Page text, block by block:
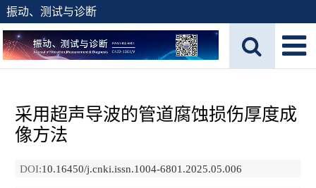
振动、测试与诊断
采用超声导波的管道腐蚀损伤厚度成
像方法
DOI:10.16450/j.cnki.issn.1004-6801.2025.05.006